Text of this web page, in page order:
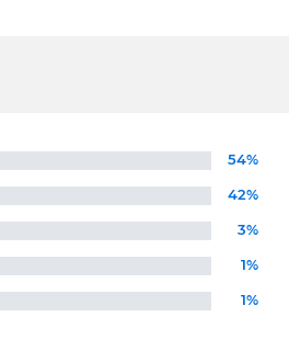
54%
42%
3%
1%
1%